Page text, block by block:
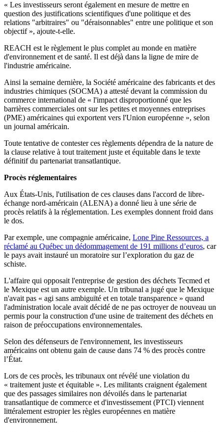
« Les investisseurs seront également en mesure de mettre en
question des justifications scientifiques d'une politique et des
relations "arbitraires" ou "déraisonnables" entre une politique et son
objectif », ajoute-t-elle.
REACH est le règlement le plus complet au monde en matière
d'environnement et de santé. Il est déjà dans la ligne de mire de
l'industrie américaine.
Ainsi la semaine dernière, la Société américaine des fabricants et des
industries chimiques (SOCMA) a attesté devant la commission du
commerce international de « l'impact disproportionné que les
barrières commerciales ont sur les petites et moyennes entreprises
(PME) américaines qui exportent vers l'Union européenne », selon
un journal américain.
Toute tentative de contester ces règlements dépendra de la nature de
la clause relative à tout traitement juste et équitable dans le texte
définitif du partenariat transatlantique.
Procès réglementaires
Aux États-Unis, l'utilisation de ces clauses dans l'accord de libre-
échange nord-américain (ALENA) a donné lieu à une série de
procès relatifs à la réglementation. Les exemples donnent froid dans
le dos.
Par exemple, une compagnie américaine, Lone Pine Ressources, a
réclamé au Québec un dédommagement de 191 millions d’euros, car
le pays avait instauré un moratoire sur l’exploration du gaz de
schiste.
L'affaire qui opposait l'entreprise de gestion des déchets Tecmed et
le Mexique est un autre exemple. Un tribunal a jugé que le Mexique
n'avait pas « agi sans ambiguïté et en totale transparence » quand
l'administration locale avait décidé de ne pas octroyer de nouveau un
permis pour la construction d'une usine de traitement des déchets en
raison de préoccupations environnementales.
Selon des défenseurs de l'environnement, les investisseurs
américains ont obtenu gain de cause dans 74 % des procès contre
l’État.
Lors de ces procès, les tribunaux ont révélé une violation du
« traitement juste et équitable ». Les militants craignent également
que des passages similaires non dévoilés dans le partenariat
transatlantique de commerce et d'investissement (PTCI) viennent
littéralement estropier les règles européennes en matière
d'environnement.